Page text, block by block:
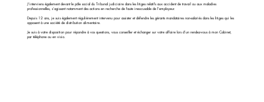
J’interviens également devant le pôle social du Tribunal judiciaire dans les litiges relatifs aux accident de travail ou aux maladies
professionnelles, s’agissant notamment des actions en recherche de faute inexcusable de l’employeur.
Depuis 12 ans, je suis également régulièrement intervenu pour assister et défendre les gérants mandataires non-salariés dans les litiges qui les
opposent à une société de distribution alimentaire.
Je suis à votre disposition pour répondre à vos questions, vous conseiller et échanger sur votre affaire lors d’un rendez-vous à mon Cabinet,
par téléphone ou en visio.